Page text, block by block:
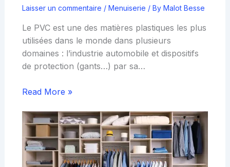
Laisser un commentaire / Menuiserie / By Malot Besse
Le PVC est une des matières plastiques les plus
utilisées dans le monde dans plusieurs
domaines : l’industrie automobile et dispositifs
de protection (gants…) par sa…
Read More »